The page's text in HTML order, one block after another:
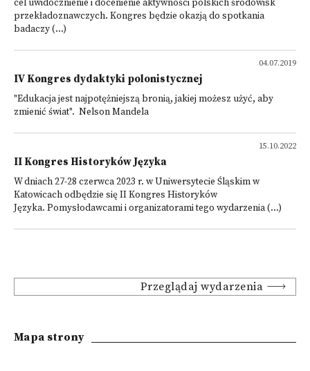
cel uwidocznienie i docenienie aktywności polskich środowisk
przekładoznawczych. Kongres będzie okazją do spotkania
badaczy (...)
04.07.2019
IV Kongres dydaktyki polonistycznej
"Edukacja jest najpotężniejszą bronią, jakiej możesz użyć, aby
zmienić świat". Nelson Mandela
15.10.2022
II Kongres Historyków Języka
W dniach 27-28 czerwca 2023 r. w Uniwersytecie Śląskim w
Katowicach odbędzie się II Kongres Historyków
Języka. Pomysłodawcami i organizatorami tego wydarzenia (...)
Przeglądaj wydarzenia
Mapa strony